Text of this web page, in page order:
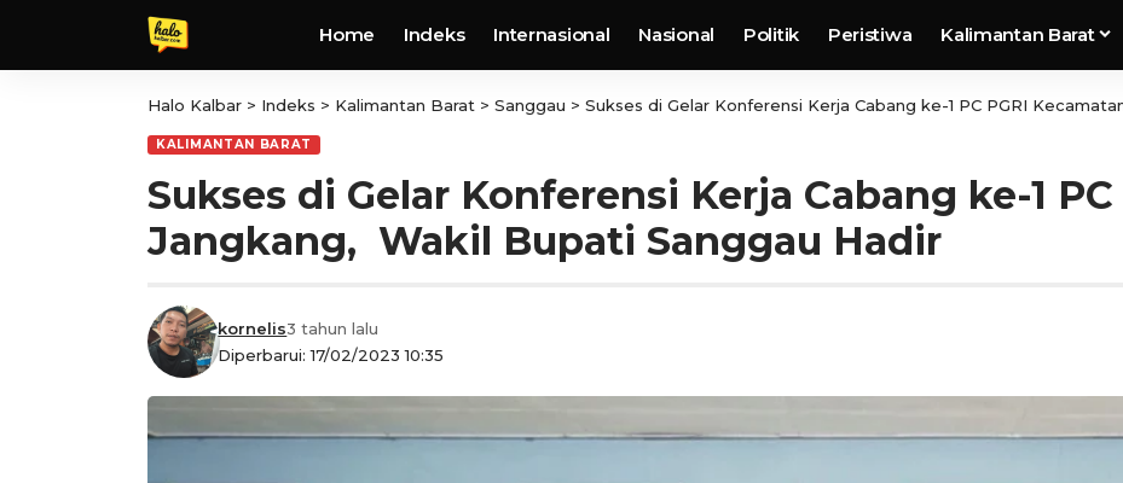
Home Indeks Internasional Nasional Politik Peristiwa Kalimantan Barat
Halo Kalbar > Indeks > Kalimantan Barat > Sanggau > Sukses di Gelar Konferensi Kerja Cabang ke-1 PC PGRI
KALIMANTAN BARAT
Sukses di Gelar Konferensi Kerja Cabang ke-1
Jangkang, Wakil Bupati Sanggau Hadir
Diperbarui: 17/02/2023 10:35
kornelis3 tahun lalu